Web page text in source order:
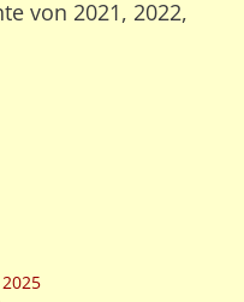
von 2021, 2022,